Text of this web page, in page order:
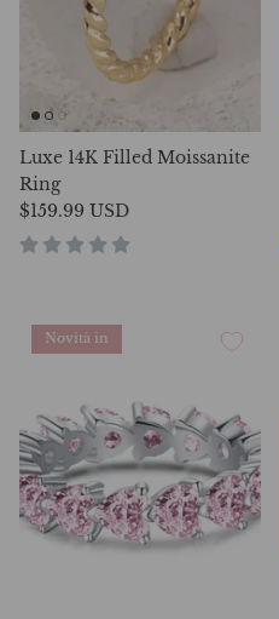
Luxe 14K Filled Moissanite
Ring
$159.99 USD
Novità in